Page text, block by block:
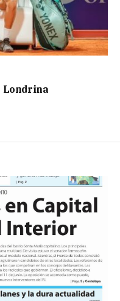
Londrina